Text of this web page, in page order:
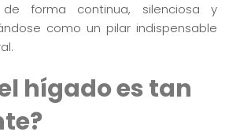
forma continua, silenciosa y
como un pilar indispensable
hígado es tan